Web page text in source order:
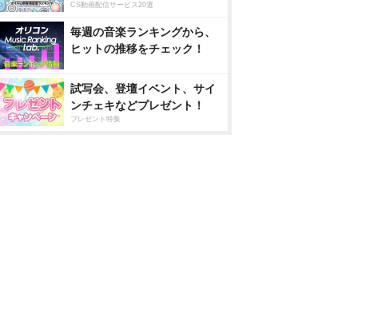
CS動画配信サービス20選
毎週の音楽ランキングから、
ヒットの推移をチェック！
試写会、登壇イベント、サイ
ンチェキなどプレゼント！
プレゼント特集